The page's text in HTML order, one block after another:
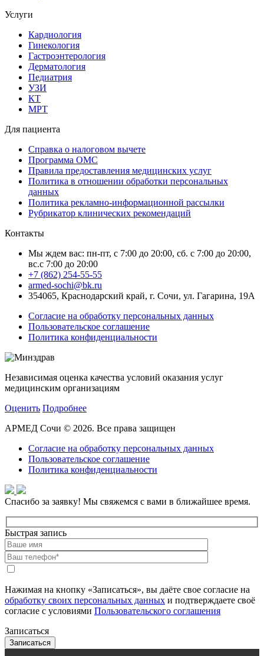
Услуги
Кардиология
Гинекология
Гастроэнтерология
Дерматология
Педиатрия
УЗИ
КТ
МРТ
Для пациента
Справка о налоговом вычете
Программа ОМС
Правила предоставления медицинских услуг
Политика в отношении обработки персональных
данных
Политика рекламно-информационной рассылки
Рубрикатор клинических рекомендаций
Контакты
Мы ждем вас: пн-пт, с 7:00 до 20:00, сб. с 7:00 до 20:00,
вс.с 7:00 до 20:00
+7 (862) 254-55-55
armed-sochi@bk.ru
354065, Краснодарский край, г. Сочи, ул. Гагарина, 19А
Согласие на обработку персональных данных
Пользовательское соглашение
Политика конфиденциальности
Независимая оценка качества условий оказания услуг
медицинским организациям
Оценить Подробнее
АРМЕД Сочи © 2026. Все права защищен
Согласие на обработку персональных данных
Пользовательское соглашение
Политика конфиденциальности
Спасибо за заявку! Мы свяжемся с вами в ближайшее время.
Быстрая запись
Нажимая на кнопку «Записаться», вы даёте свое согласие на
обработку своих персональных данных и подтверждаете своё
согласие с условиями Пользовательского соглашения
Записаться